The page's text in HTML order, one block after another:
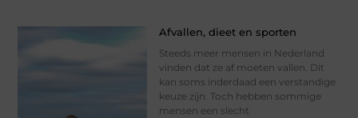
Afvallen, dieet en sporten
Steeds meer mensen in Nederland
vinden dat ze af moeten vallen. Dit
kan soms inderdaad een verstandige
keuze zijn. Toch hebben sommige
mensen een slecht